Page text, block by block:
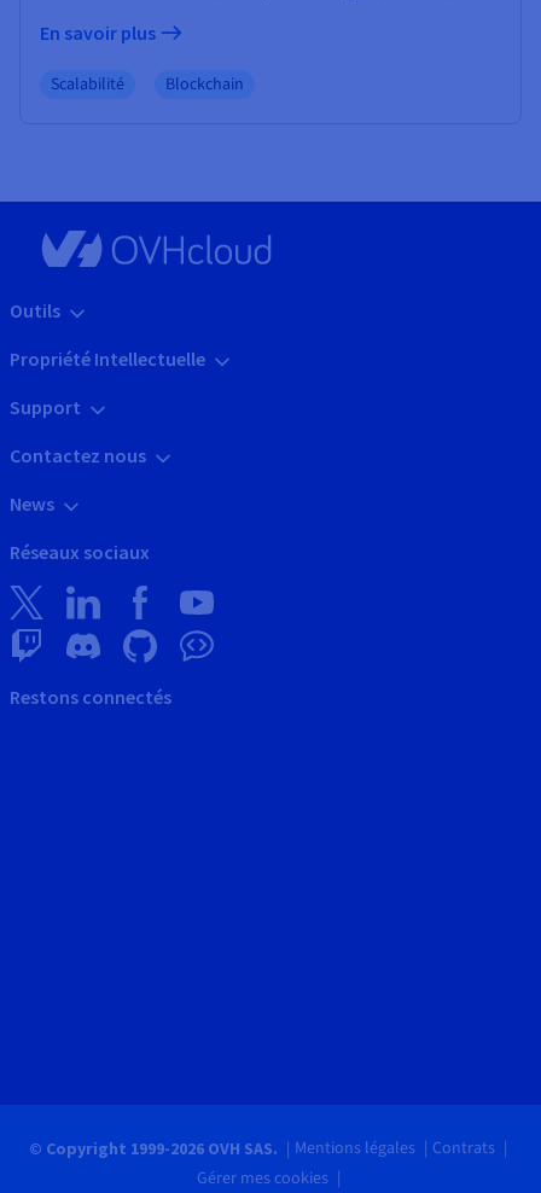
En savoir plus
Scalabilité Blockchain
Outils
Propriété Intellectuelle
Support
Contactez nous
News
Réseaux sociaux
Restons connectés
© Copyright 1999-2026 OVH SAS. Mentions légales
Contrats
Gérer mes cookies